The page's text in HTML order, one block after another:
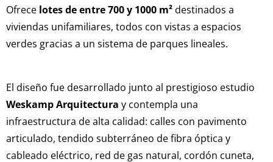
Ofrece lotes de entre 700 y 1000 m²destinados a
viviendas unifamiliares, todos con vistas a espacios
verdes gracias a un sistema de parques lineales.
El diseño fue desarrollado junto al prestigioso estudio
Weskamp Arquitectura y contempla una
infraestructura de alta calidad: calles con pavimento
articulado, tendido subterráneo de fibra óptica y
cableado eléctrico, red de gas natural, cordón cuneta,